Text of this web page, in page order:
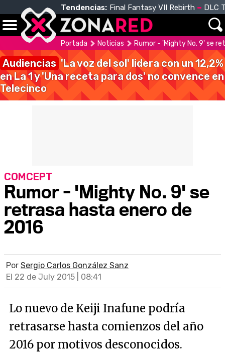
Tendencias: Final Fantasy VII Rebirth DLC
Portada Noticias Rumor - 'Mighty No. 9' se
Audiencias 'La voz del sol' lidera con un 12,2%
en La 1 y 'Una receta para dos' no convence en
Telecinco
Rumor - 'Mighty No. 9' se
retrasa hasta enero de
2016
COMCEPT
Por Sergio Carlos González Sanz
El 22 de July 2015 | 08:41
Lo nuevo de Keiji Inafune podría
retrasarse hasta comienzos del año
2016 por motivos desconocidos.